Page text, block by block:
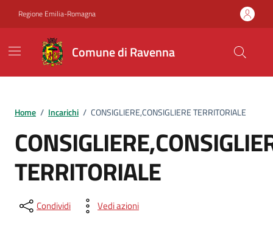
Regione Emilia-Romagna
Comune di Ravenna
Home / Incarichi / CONSIGLIERE,CONSIGLIERE TERRITORIALE
TERRITORIALE
Condividi Vedi azioni